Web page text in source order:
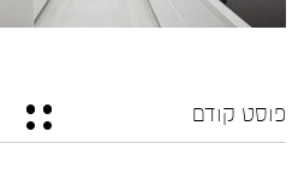
פוסט קודם